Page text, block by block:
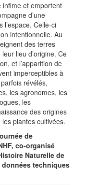
infime et emportent
d’une
l’espace. Celle-ci
intentionnelle. Au
des terres
lieu d’origine. Ce
et l’apparition de
imperceptibles à
révélés,
les agronomes, les
les
des origines
plantes cultivées.
de
co-organisé
Naturelle de
données techniques